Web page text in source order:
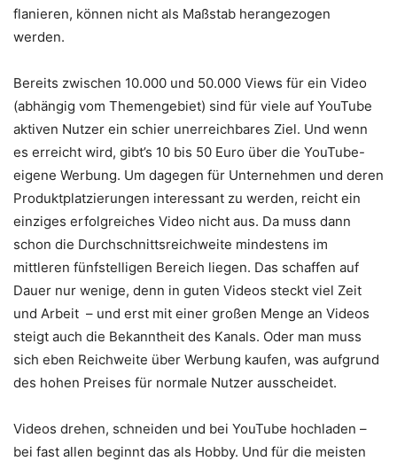
flanieren, können nicht als Maßstab herangezogen
werden.
Bereits zwischen 10.000 und 50.000 Views für ein Video
(abhängig vom Themengebiet) sind für viele auf YouTube
aktiven Nutzer ein schier unerreichbares Ziel. Und wenn
es erreicht wird, gibt’s 10 bis 50 Euro über die YouTube-
eigene Werbung. Um dagegen für Unternehmen und deren
Produktplatzierungen interessant zu werden, reicht ein
einziges erfolgreiches Video nicht aus. Da muss dann
schon die Durchschnittsreichweite mindestens im
mittleren fünfstelligen Bereich liegen. Das schaffen auf
Dauer nur wenige, denn in guten Videos steckt viel Zeit
und Arbeit – und erst mit einer großen Menge an Videos
steigt auch die Bekanntheit des Kanals. Oder man muss
sich eben Reichweite über Werbung kaufen, was aufgrund
des hohen Preises für normale Nutzer ausscheidet.
Videos drehen, schneiden und bei YouTube hochladen –
bei fast allen beginnt das als Hobby. Und für die meisten